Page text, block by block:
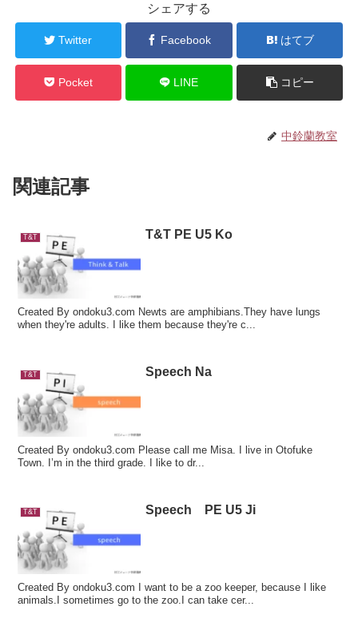
シェアする
Twitter Facebook はてブ
Pocket LINE コピー
中鈴蘭教室
関連記事
T&T T&T PE U5 Ko
Created By ondoku3.com Newts are amphibians.They have lungs
when they're adults. I like them because they're c...
T&T Speech Na
Created By ondoku3.com Please call me Misa. I live in Otofuke
Town. I’m in the third grade. I like to dr...
T&T Speech PE U5 Ji
Created By ondoku3.com I want to be a zoo keeper, because I like
animals.I sometimes go to the zoo.I can take cer...